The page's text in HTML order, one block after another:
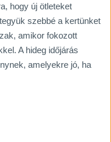
hogy új ötleteket
szebbé a kertünket
amikor fokozott
A hideg időjárás
amelyekre jó, ha